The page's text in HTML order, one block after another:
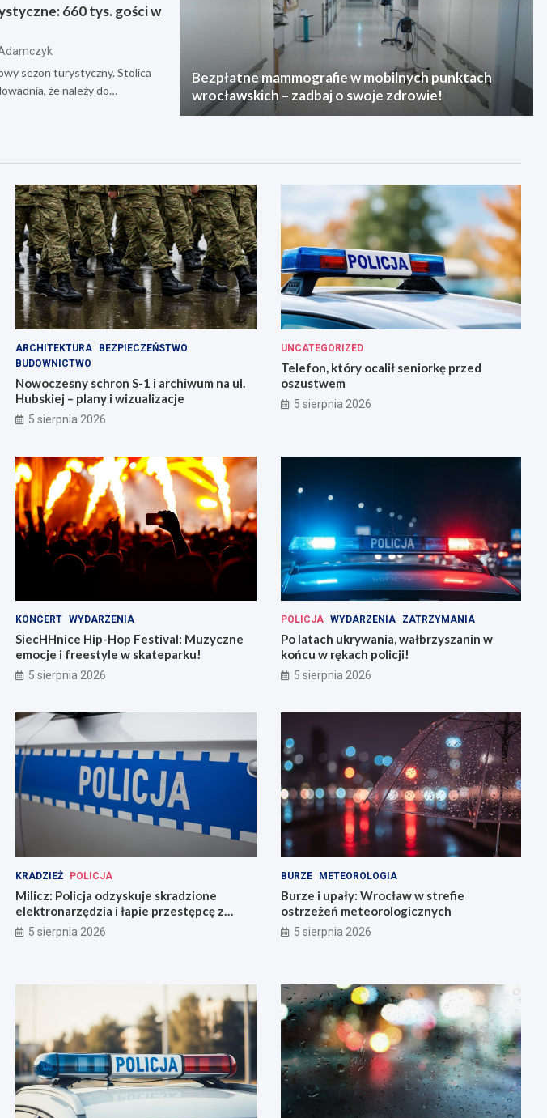
660 tys. gości w
sezon turystyczny. Stolica
że należy do…
Bezpłatne mammografie w mobilnych punktach
wrocławskich – zadbaj o swoje zdrowie!
ARCHITEKTURA
BEZPIECZEŃSTWO
BUDOWNICTWO
Nowoczesny schron S-1 i archiwum na ul.
Hubskiej – plany i wizualizacje
5 sierpnia 2026
UNCATEGORIZED
Telefon, który ocalił seniorkę przed
oszustwem
5 sierpnia 2026
KONCERT WYDARZENIA
SiecHHnice Hip-Hop Festival: Muzyczne
emocje i freestyle w skateparku!
5 sierpnia 2026
POLICJA WYDARZENIA ZATRZYMANIA
Po latach ukrywania, wałbrzyszanin w
końcu w rękach policji!
5 sierpnia 2026
KRADZIEŻ POLICJA
Milicz: Policja odzyskuje skradzione
elektronarzędzia i łapie przestępcę z
narkotykami
5 sierpnia 2026
BURZE METEOROLOGIA
Burze i upały: Wrocław w strefie
ostrzeżeń meteorologicznych
5 sierpnia 2026